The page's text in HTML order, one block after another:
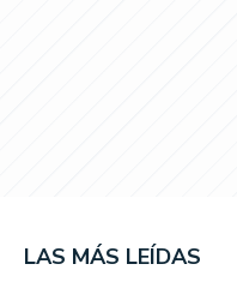
LAS MÁS LEÍDAS